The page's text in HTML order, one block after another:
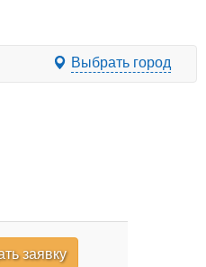
Выбрать город
заявку